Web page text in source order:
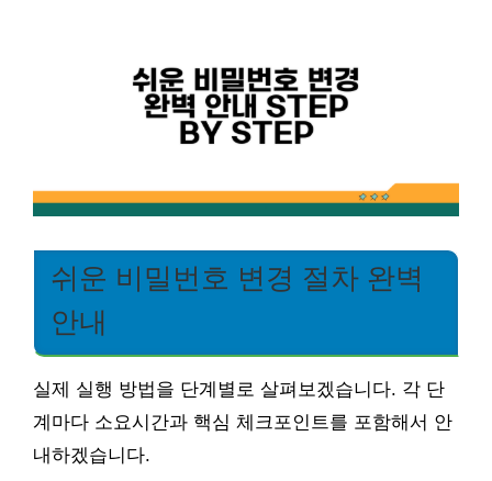
쉬운 비밀번호 변경 절차 완벽
안내
실제 실행 방법을 단계별로 살펴보겠습니다. 각 단
계마다 소요시간과 핵심 체크포인트를 포함해서 안
내하겠습니다.